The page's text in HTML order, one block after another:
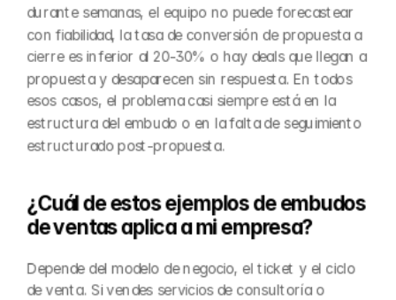
durante semanas, el equipo no puede forecastear
con fiabilidad, la tasa de conversión de propuesta a
cierre es inferior al 20-30% o hay deals que llegan a
propuesta y desaparecen sin respuesta. En todos
esos casos, el problema casi siempre está en la
estructura del embudo o en la falta de seguimiento
estructurado post-propuesta.
¿Cuál de estos ejemplos de embudos
de ventas aplica a mi empresa?
Depende del modelo de negocio, el ticket y el ciclo
de venta. Si vendes servicios de consultoría o